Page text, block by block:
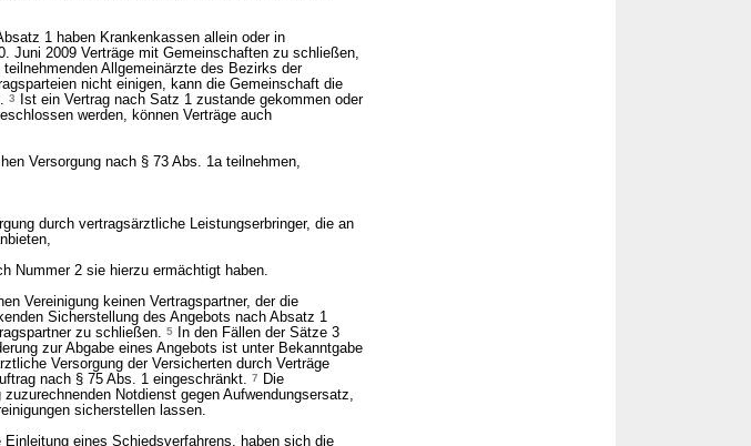
1 haben Krankenkassen allein oder in
Juni 2009 Verträge mit Gemeinschaften zu schließen,
Allgemeinärzte des Bezirks der
nicht einigen, kann die Gemeinschaft die
3
Ist ein Vertrag nach Satz 1 zustande gekommen oder
werden, können Verträge auch
Versorgung nach § 73 Abs. 1a teilnehmen,
durch vertragsärztliche Leistungserbringer, die an
Nummer 2 sie hierzu ermächtigt haben.
Vereinigung keinen Vertragspartner, der die
Sicherstellung des Angebots nach Absatz 1
zu schließen. 5
In den Fällen der Sätze 3
zur Abgabe eines Angebots ist unter Bekanntgabe
Versorgung der Versicherten durch Verträge
nach § 75 Abs. 1 eingeschränkt. 7
Die
Notdienst gegen Aufwendungsersatz,
sicherstellen lassen.
eines Schiedsverfahrens, haben sich die